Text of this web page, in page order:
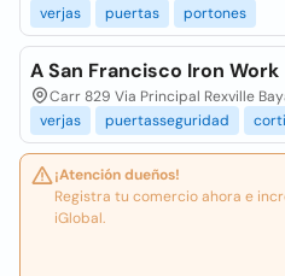
verjas
puertas portones
A San Francisco Iron Work
Carr 829 Via Principal Rexville
verjas
puertasseguridad
¡Atención dueños!
Registra tu comercio ahora e
iGlobal.